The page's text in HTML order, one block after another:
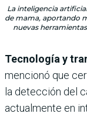
La inteligencia
de mama, aportando
nuevas
Tecnología y
mencionó que
la detección del
actualmente en